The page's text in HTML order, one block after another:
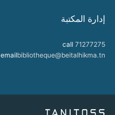
إدارة المكتبة
call 71277275
emailbibliotheque@beitalhikma.tn